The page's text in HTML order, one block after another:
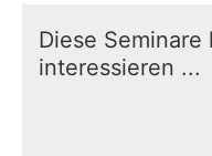
Diese
interessieren ...